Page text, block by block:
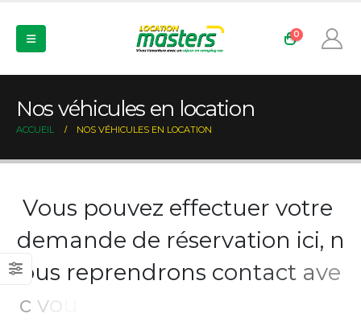
0
Nos véhicules en location
ACCUEIL NOS VÉHICULES EN LOCATION
Vous pouvez effectuer votre
demande de réservation ici, n
ous reprendrons contact ave
c v